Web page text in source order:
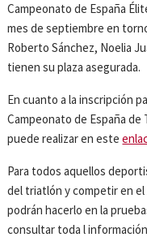
Campeonato de España
mes de septiembre en
Roberto Sánchez, Noelia
tienen su plaza asegurada.
En cuanto a la inscripción
Campeonato de España de
puede realizar en este
Para todos aquellos
del triatlón y competir en el
podrán hacerlo en la
consultar toda l